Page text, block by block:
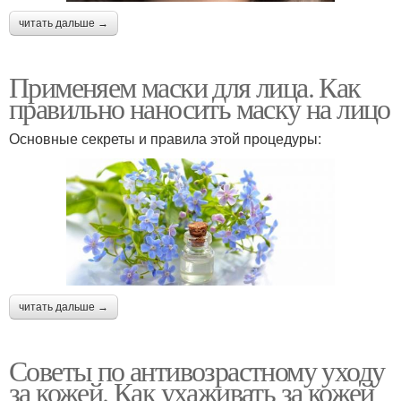
читать дальше →
Применяем маски для лица. Как
правильно наносить маску на лицо
Основные секреты и правила этой процедуры:
читать дальше →
Советы по антивозрастному уходу
за кожей. Как ухаживать за кожей